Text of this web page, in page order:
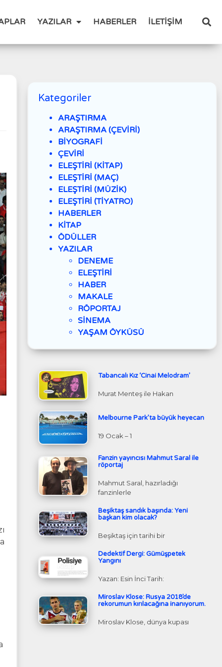
YAZILAR HABERLER İLETİŞİM
Kategoriler
ARAŞTIRMA
ARAŞTIRMA (ÇEVİRİ)
BİYOGRAFİ
ÇEVİRİ
ELEŞTİRİ (KİTAP)
ELEŞTİRİ (MAÇ)
ELEŞTİRİ (MÜZİK)
ELEŞTİRİ (TİYATRO)
HABERLER
KİTAP
ÖDÜLLER
YAZILAR
DENEME
ELEŞTİRİ
HABER
MAKALE
RÖPORTAJ
SİNEMA
YAŞAM ÖYKÜSÜ
Tabancalı Kız ‘Cinai Melodram’
Murat Menteş ile Hakan
Melbourne Park’ta büyük heyecan
19 Ocak – 1
Fanzin yayıncısı Mahmut Saral ile
röportaj
Mahmut Saral, hazırladığı
fanzinlerle
Beşiktaş sandık başında: Yeni
başkan kim olacak?
Beşiktaş için tarihi bir
Dedektif Dergi: Gümüşpetek
Yangını
Yazan: Esin İnci Tarih:
Miroslav Klose: Rusya 2018’de
rekorumun kırılacağına inanıyorum.
Miroslav Klose, dünya kupası